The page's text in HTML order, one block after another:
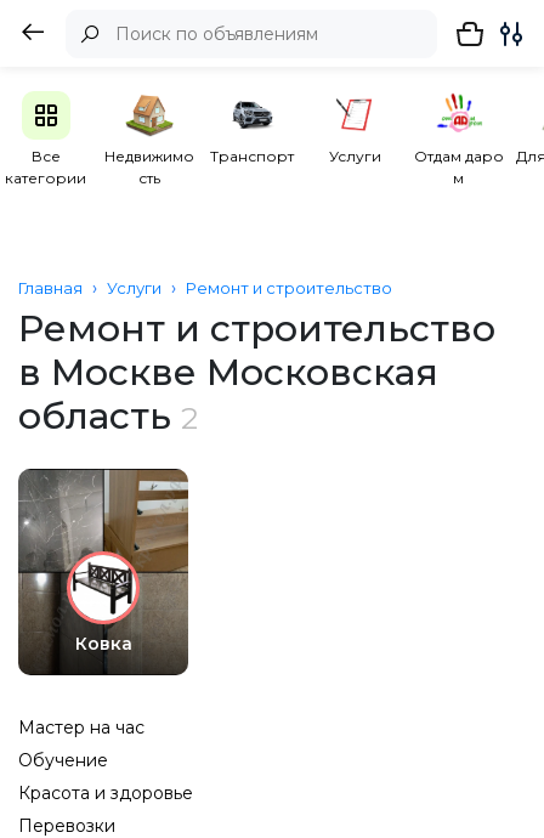
Все
категории
Недвижимо
сть
Транспорт Услуги
Отдам даро
м
Главная Услуги Ремонт и строительство
Ремонт и строительство
в Москве Московская
область 2
Ковка
Мастер на час
Обучение
Красота и здоровье
Перевозки